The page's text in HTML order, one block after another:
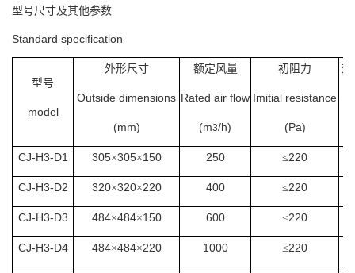
型号尺寸及其他参数
Standard specification
型号
model
外形尺寸
Outside dimensions
(mm)
额定风量
Rated air flow
(m3/h)
初阻力
Imitial resistance
(Pa)
效
CJ-H3-D1 305×305×150 250 ≤220
CJ-H3-D2 320×320×220 400 ≤220
CJ-H3-D3 484×484×150 600 ≤220
CJ-H3-D4 484×484×220 1000 ≤220